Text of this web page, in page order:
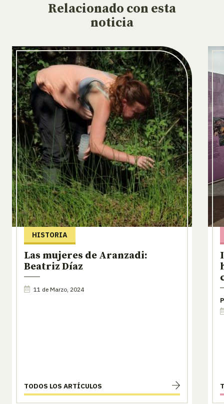
Relacionado con esta
noticia
HISTORIA
Las mujeres de Aranzadi:
Beatriz Díaz
11 de Marzo, 2024
TODOS LOS ARTÍCULOS